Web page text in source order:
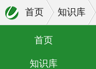
首页 知识库
首页
知识库